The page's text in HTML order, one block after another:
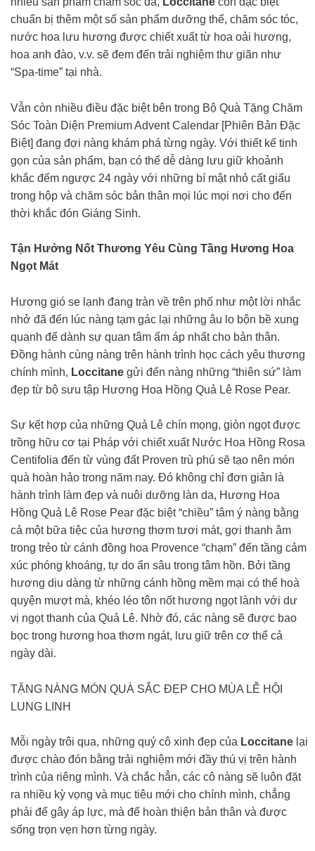
chuẩn bị thêm một số sản phẩm dưỡng thể, chăm sóc tóc,
nước hoa lưu hương được chiết xuất từ hoa oải hương,
hoa anh đào, v.v. sẽ đem đến trải nghiệm thư giãn như
“Spa-time” tại nhà.
Vẫn còn nhiều điều đặc biệt bên trong Bộ Quà Tặng Chăm
Sóc Toàn Diện Premium Advent Calendar [Phiên Bản Đặc
Biệt] đang đợi nàng khám phá từng ngày. Với thiết kế tinh
gọn của sản phẩm, bạn có thể dễ dàng lưu giữ khoảnh
khắc đếm ngược 24 ngày với những bí mật nhỏ cất giấu
trong hộp và chăm sóc bản thân mọi lúc mọi nơi cho đến
thời khắc đón Giáng Sinh.
Tận Hưởng Nốt Thương Yêu Cùng Tầng Hương Hoa
Ngọt Mát
Hương gió se lạnh đang tràn về trên phố như một lời nhắc
nhở đã đến lúc nàng tạm gác lại những âu lo bộn bề xung
quanh để dành sự quan tâm ấm áp nhất cho bản thân.
Đồng hành cùng nàng trên hành trình học cách yêu thương
chính mình, Loccitane gửi đến nàng những “thiên sứ” làm
đẹp từ bộ sưu tập Hương Hoa Hồng Quả Lê Rose Pear.
Sự kết hợp của những Quả Lê chín mọng, giòn ngọt được
trồng hữu cơ tại Pháp với chiết xuất Nước Hoa Hồng Rosa
Centifolia đến từ vùng đất Proven trù phú sẽ tạo nên món
quà hoàn hảo trong năm nay. Đó không chỉ đơn giản là
hành trình làm đẹp và nuôi dưỡng làn da, Hương Hoa
Hồng Quả Lê Rose Pear đặc biệt “chiều” tâm ý nàng bằng
cả một bữa tiệc của hương thơm tươi mát, gợi thanh âm
trong trẻo từ cánh đồng hoa Provence “chạm” đến tầng cảm
xúc phóng khoáng, tự do ẩn sâu trong tâm hồn. Bởi tầng
hương dịu dàng từ những cánh hồng mềm mại có thể hoà
quyện mượt mà, khéo léo tôn nốt hương ngọt lành với dư
vị ngọt thanh của Quả Lê. Nhờ đó, các nàng sẽ được bao
bọc trong hương hoa thơm ngát, lưu giữ trên cơ thể cả
ngày dài.
TẶNG NÀNG MÓN QUÀ SẮC ĐẸP CHO MÙA LỄ HỘI
LUNG LINH
Mỗi ngày trôi qua, những quý cô xinh đẹp của Loccitane lại
được chào đón bằng trải nghiệm mới đầy thú vị trên hành
trình của riêng mình. Và chắc hẳn, các cô nàng sẽ luôn đặt
ra nhiều kỳ vọng và mục tiêu mới cho chính mình, chẳng
phải để gây áp lực, mà để hoàn thiện bản thân và được
sống trọn vẹn hơn từng ngày.